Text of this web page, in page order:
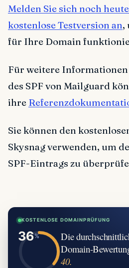
Melden Sie sich noch
kostenlose Testversion an,
für Ihre Domain
Für weitere
des SPF von Mailguard
ihre
Sie können den
Skysnag verwenden, um
SPF-Eintrags zu
KOSTENLOSE DOMAINPRÜFUNG
Die
Domain-
40.